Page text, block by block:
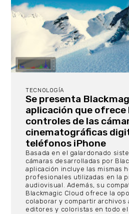
TECNOLOGÍA
Se presenta
aplicación que ofrece
controles de las
cinematográficas
teléfonos iPhone
Basada en el galardonado
cámaras desarrolladas por
aplicación incluye las mismas
profesionales utilizadas en la
audiovisual. Además, su
Blackmagic Cloud ofrece la
colaborar y compartir archivos
editores y coloristas en todo